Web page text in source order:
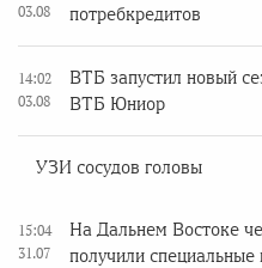
03.08
потребкредитов
14:02
03.08
ВТБ запустил новый
ВТБ Юниор
УЗИ сосудов головы
15:04
31.07
На Дальнем Востоке
получили